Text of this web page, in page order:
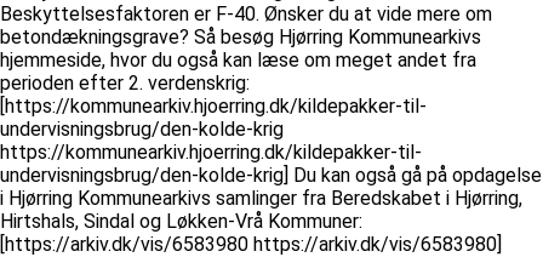
Beskyttelsesfaktoren er F-40. Ønsker du at vide mere om
betondækningsgrave? Så besøg Hjørring Kommunearkivs
hjemmeside, hvor du også kan læse om meget andet fra
perioden efter 2. verdenskrig:
[https://kommunearkiv.hjoerring.dk/kildepakker-til-
undervisningsbrug/den-kolde-krig
https://kommunearkiv.hjoerring.dk/kildepakker-til-
undervisningsbrug/den-kolde-krig] Du kan også gå på opdagelse
i Hjørring Kommunearkivs samlinger fra Beredskabet i Hjørring,
Hirtshals, Sindal og Løkken-Vrå Kommuner:
[https://arkiv.dk/vis/6583980 https://arkiv.dk/vis/6583980]